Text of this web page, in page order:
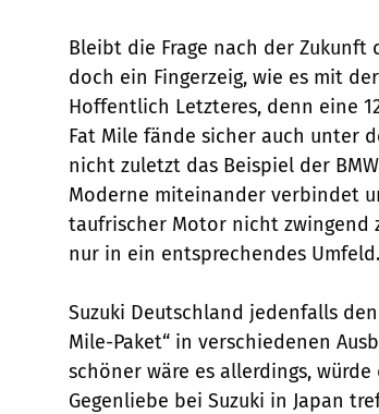
Bleibt die Frage nach der Zukunft
doch ein Fingerzeig, wie es mit
Hoffentlich Letzteres, denn eine
Fat Mile fände sicher auch unter
nicht zuletzt das Beispiel der
Moderne miteinander verbindet
taufrischer Motor nicht zwingend
nur in ein entsprechen­des Umfeld.
Suzuki Deutschland jedenfalls
Mile-Paket“ in verschiedenen
schöner wäre es allerdings,
Gegenliebe bei Suzuki in Japan